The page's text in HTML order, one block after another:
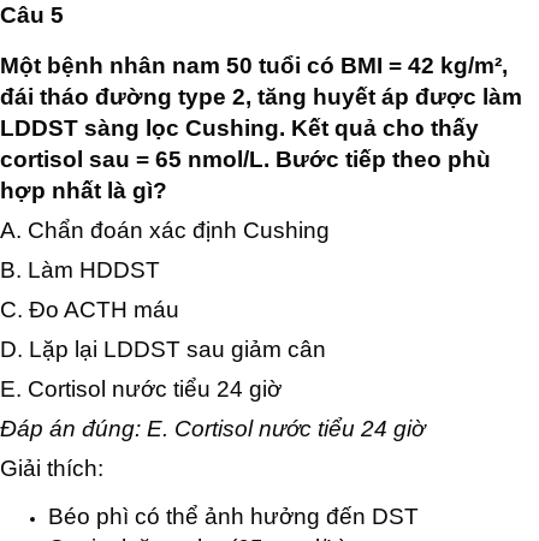
Câu 5
Một bệnh nhân nam 50 tuổi có BMI = 42 kg/m²,
đái tháo đường type 2, tăng huyết áp được làm
LDDST sàng lọc Cushing. Kết quả cho thấy
cortisol sau = 65 nmol/L. Bước tiếp theo phù
hợp nhất là gì?
A. Chẩn đoán xác định Cushing
B. Làm HDDST
C. Đo ACTH máu
D. Lặp lại LDDST sau giảm cân
E. Cortisol nước tiểu 24 giờ
Đáp án đúng: E. Cortisol nước tiểu 24 giờ
Giải thích:
Béo phì có thể ảnh hưởng đến DST